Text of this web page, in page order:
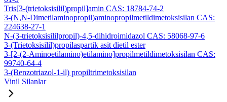
Tris[3-(trietoksisilil)propil]amin CAS: 18784-74-2
3-(N,N-Dimetilaminopropil)aminopropilmetildimetoksisilan CAS:
224638-27-1
N-(3-trietoksisililpropil)-4,5-dihidroimidazol CAS: 58068-97-6
3-(Trietoksisilil)propilaspartik asit dietil ester
3-[2-(2-Aminoetilamino)etilamino]propilmetildimetoksisilan CAS:
99740-64-4
3-(Benzotriazol-1-il) propiltrimetoksisilan
Vinil Silanlar